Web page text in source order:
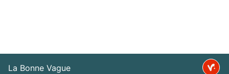
La Bonne Vague